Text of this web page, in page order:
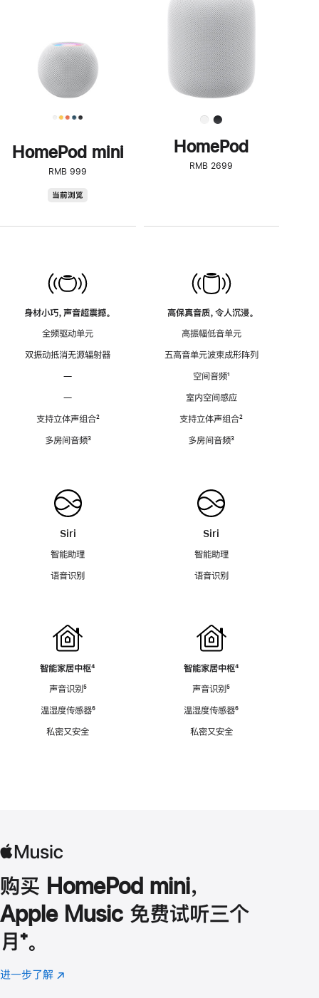
HomePod mini
RMB 999
当前浏览
身材小巧，声音超震撼。
全频驱动单元
双振动抵消无源辐射器
—
—
支持立体声组合脚
²
多房间音频脚
³
Siri
智能助理
语音识别
智能家居中枢脚
⁴
声音识别脚
⁵
温湿度传感器脚
⁶
私密又安全
了
解
HomePod<
HomePod
RMB 2699
高保真音质，令人沉浸。
高振幅低音单元
五高音单元波束成形阵列
空间音频脚
¹
室内空间感应
支持立体声组合脚
²
多房间音频脚
³
Siri
智能助理
语音识别
智能家居中枢脚
⁴
声音识别脚
⁵
温湿度传感器脚
⁶
私密又安全
购买 HomePod mini，
Apple Music 免费试听三个
月 脚
注
⁺。
进一步了解 Apple
(在